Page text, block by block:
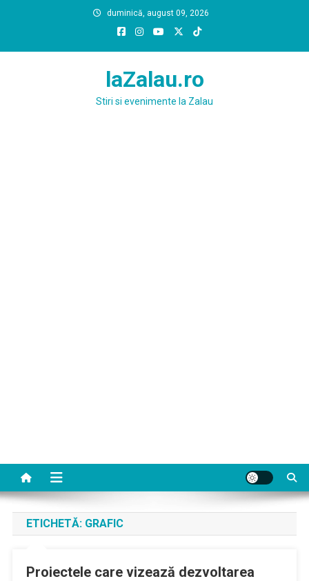
duminică, august 09, 2026
laZalau.ro
Stiri si evenimente la Zalau
ETICHETĂ: GRAFIC
Proiectele care vizează dezvoltarea